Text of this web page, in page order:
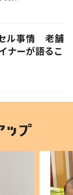
ル事情 老舗
ナーが語るこ